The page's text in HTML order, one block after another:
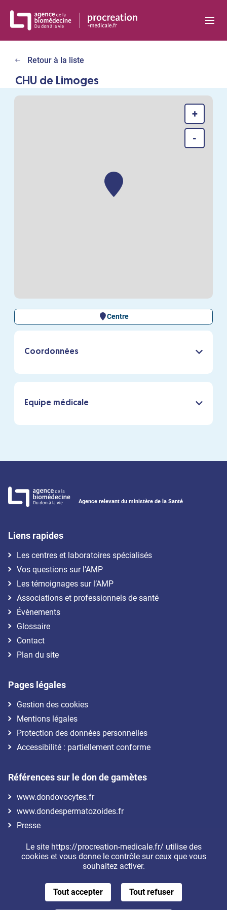
Le site https://procreation-medicale.fr/ utilise des
cookies et vous donne le contrôle sur ceux que vous
souhaitez activer.
Tout accepter Tout refuser
Retour à la liste
CHU de Limoges
+
-
Centre
Coordonnées
Equipe médicale
Agence relevant du ministère de la Santé
Liens rapides
Les centres et laboratoires spécialisés
Vos questions sur l’AMP
Les témoignages sur l’AMP
Associations et professionnels de santé
Évènements
Glossaire
Contact
Plan du site
Pages légales
Gestion des cookies
Mentions légales
Protection des données personnelles
Accessibilité : partiellement conforme
Références sur le don de gamètes
www.dondovocytes.fr
www.dondespermatozoides.fr
Presse
Nous suivre